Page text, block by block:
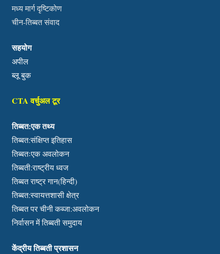
मध्य मार्ग दृष्टिकोण
चीन-तिब्बत संवाद
सहयोग
अपील
ब्लू बुक
CTA वर्चुअल टूर
तिब्बत:एक तथ्य
तिब्बत:संक्षिप्त इतिहास
तिब्बतःएक अवलोकन
तिब्बती:राष्ट्रीय ध्वज
तिब्बत राष्ट्र गान(हिन्दी)
तिब्बत:स्वायत्तशासी क्षेत्र
तिब्बत पर चीनी कब्जा:अवलोकन
निर्वासन में तिब्बती समुदाय
केंद्रीय तिब्बती प्रशासन